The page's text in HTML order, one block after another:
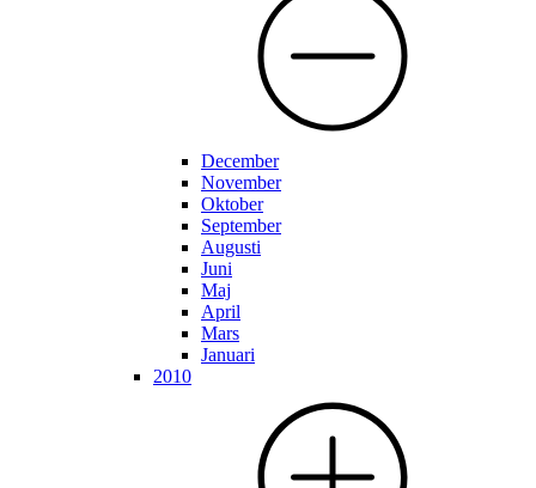
December
November
Oktober
September
Augusti
Juni
Maj
April
Mars
Januari
2010